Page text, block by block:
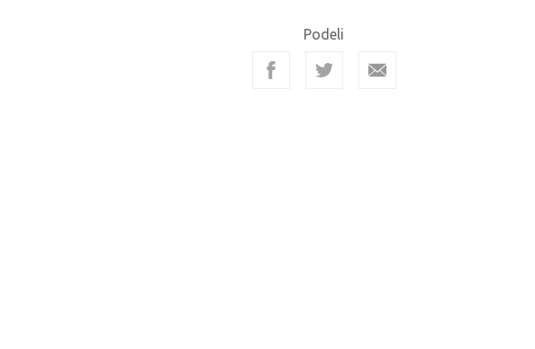
Podeli